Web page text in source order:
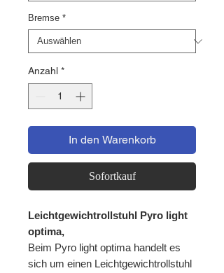
Bremse *
Anzahl *
In den Warenkorb
Sofortkauf
Leichtgewichtrollstuhl Pyro light
optima,
Beim Pyro light optima handelt es
sich um einen Leichtgewichtrollstuhl